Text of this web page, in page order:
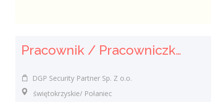
Pracownik / Pracowniczka Ochrony z Pozwoleniem na Broń
DGP Security Partner Sp. Z o.o.
świętokrzyskie/ Połaniec